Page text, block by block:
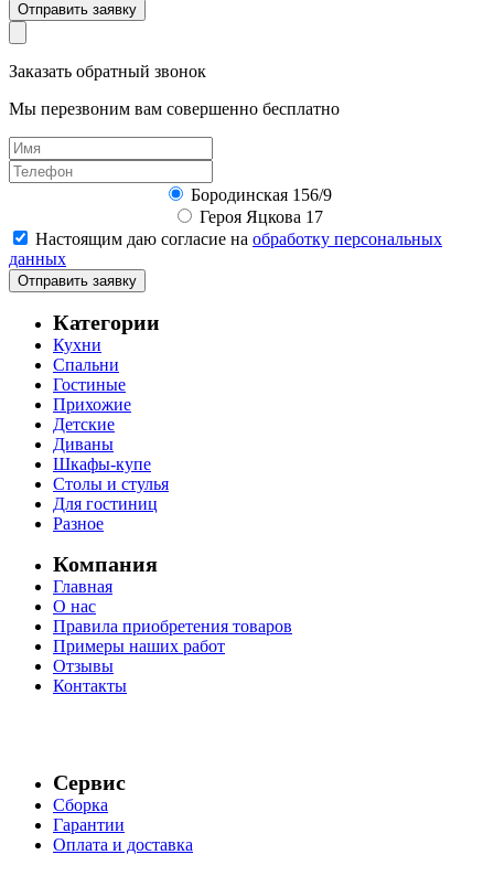
Отправить заявку
Заказать обратный звонок
Мы перезвоним вам совершенно бесплатно
Бородинская 156/9
Героя Яцкова 17
Настоящим даю согласие на обработку персональных
данных
Отправить заявку
Категории
Кухни
Спальни
Гостиные
Прихожие
Детские
Диваны
Шкафы-купе
Столы и стулья
Для гостиниц
Разное
Компания
Главная
О нас
Правила приобретения товаров
Примеры наших работ
Отзывы
Контакты
Сервис
Сборка
Гарантии
Оплата и доставка